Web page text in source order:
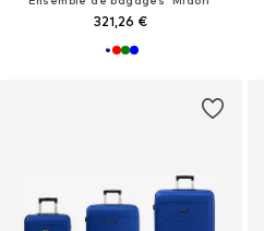
321,26 €